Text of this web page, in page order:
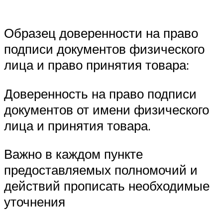
Образец доверенности на право
подписи документов физического
лица и право принятия товара:
Доверенность на право подписи
документов от имени физического
лица и принятия товара.
Важно в каждом пункте
предоставляемых полномочий и
действий прописать необходимые
уточнения